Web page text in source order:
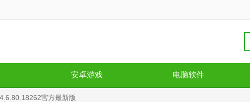
安卓游戏 电脑软件
官方最新版